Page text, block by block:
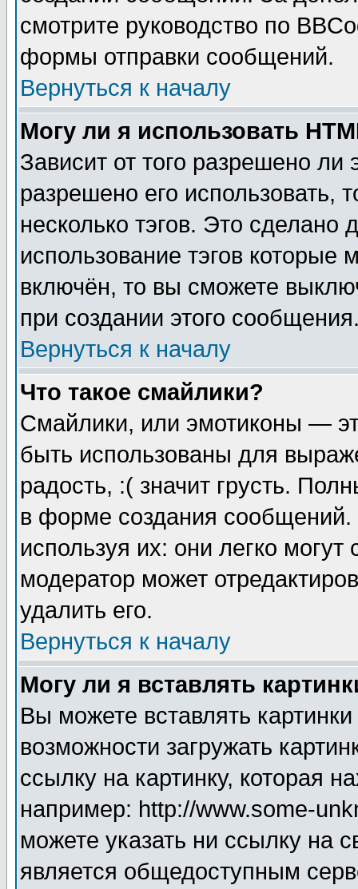
смотрите руководство по
формы отправки сообщений.
Вернуться к началу
Могу ли я использовать
Зависит от того разрешено
разрешено его использовать,
несколько тэгов. Это сделано
использование тэгов
включён, то вы сможете
при создании этого
Вернуться к началу
Что такое смайлики?
Смайлики, или эмотиконы —
быть использованы для
радость, :( значит грусть.
в форме создания сообщений.
используя их: они легко
модератор может
удалить его.
Вернуться к началу
Могу ли я вставлять
Вы можете вставлять
возможности загружать
ссылку на картинку, которая
например: http://www.some-
можете указать ни ссылку на
является общедоступным